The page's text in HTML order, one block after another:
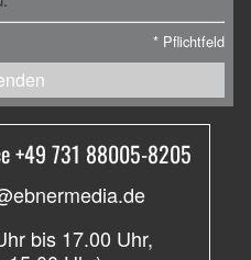
* Pflichtfeld
+49 731 88005-8205
bis 17.00 Uhr,